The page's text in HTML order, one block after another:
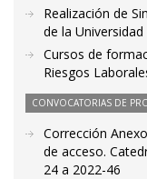
Realización de
de la
Cursos de
Riesgos
CONVOCATORIAS DE
Corrección
de acceso.
24 a 2022-46